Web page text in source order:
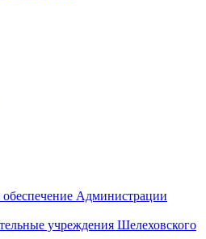
обеспечение Администрации
учреждения Шелеховского